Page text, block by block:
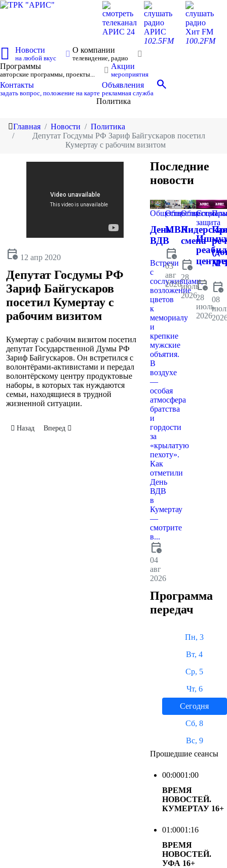
смотреть
телеканал
АРИС 24
слушать
радио
АРИС
102.5FM
слушать
радио
Хит FM
100.2FM
Новости
на любой вкус
О компании
телевидение, радио
Программы
авторские программы, проекты...
Акции
мероприятия
Контакты
задать вопрос, положение на карте
Объявления
рекламная служба
search
Политика
Главная Новости
Политика
Депутат Госдумы РФ Зариф Байгускаров посетил
Кумертау с рабочим визитом
calendar_clock 12 апр 2020
Депутат Госдумы РФ
Зариф Байгускаров
посетил Кумертау с
рабочим визитом
Кумертау с рабочим визитом посетил
депутат Государственной Думы РФ
Зариф Байгускаров. Он встретился с
волонтёрами-активистами и передал
волонтёрскому центру продуктовые
наборы, в которых так нуждаются
семьи, находящиеся в трудной
жизненной ситуации.
Предыдущий: В партии "Единая Россия" стартовал праймериз
Назад Следующий: В администрации города состоялось 53-е
Вперед
Последние
новости
Общество
День
ВДВ
Встречи
с
сослуживцами,
возложение
цветов
к
мемориалу
и
крепкие
мужские
объятия.
В
воздухе
—
особая
атмосфера
братства
и
гордости
за
«крылатую
пехоту».
Как
отметили
День
ВДВ
в
Кумертау
—
смотрите
в...
calendar_clock
04
авг
2026
Общество
МВК
calendar_clock
03
авг
2026
Общество
смена
calendar_clock
28
июль
2026
защита
центре
calendar_clock
28
июль
2026
calendar_clock
08
Программа
передач
Пн, 3
Вт, 4
Ср, 5
Чт, 6
Сегодня
Сб, 8
Вс, 9
Прошедшие сеансы
00:0001:00
ВРЕМЯ
НОВОСТЕЙ.
КУМЕРТАУ 16+
01:0001:16
ВРЕМЯ
НОВОСТЕЙ.
УФА 16+